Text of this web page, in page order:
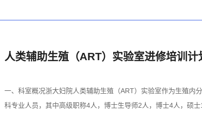
人类辅助生殖（ART）实验室进修培训计
一、科室概况浙大妇院人类辅助生殖（ART）实验室作为生殖内
科专业人员，其中高级职称4人，博士生导师2人，博士4人，硕